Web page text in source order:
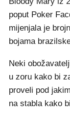
poput Poker
mijenjala je
bojama
Neki
u zoru kako bi
proveli pod
na stabla kako